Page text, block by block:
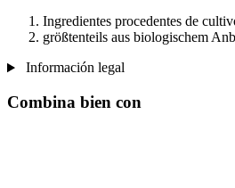
Ingredientes procedentes de
größtenteils aus biologischem
Información legal
Combina bien con